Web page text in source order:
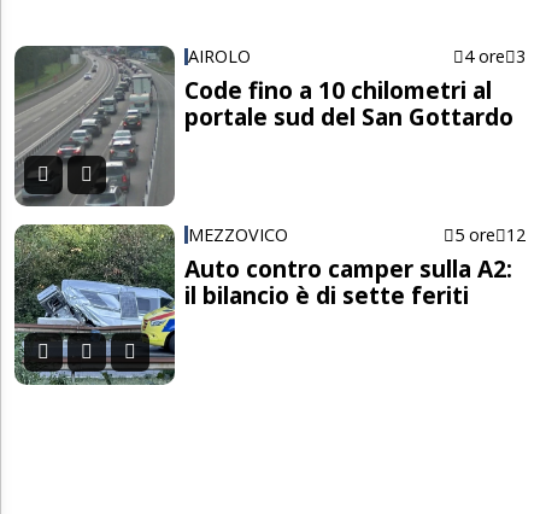
AIROLO 4 ore 3
Code fino a 10 chilometri al
portale sud del San Gottardo
MEZZOVICO 5 ore 12
Auto contro camper sulla A2:
il bilancio è di sette feriti